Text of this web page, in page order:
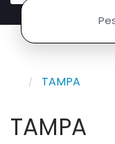
TAMPA
TAMPA